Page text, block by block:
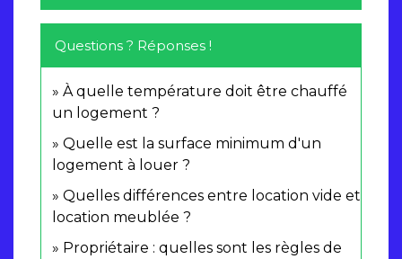
Questions ? Réponses !
À quelle température doit être chauffé
un logement ?
Quelle est la surface minimum d'un
logement à louer ?
Quelles différences entre location vide et
location meublée ?
Propriétaire : quelles sont les règles de